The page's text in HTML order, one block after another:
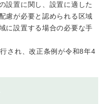
設置に関し、設置に適した
慮が必要と認められる区域
に設置する場合の必要な手
され、改正条例が令和8年4